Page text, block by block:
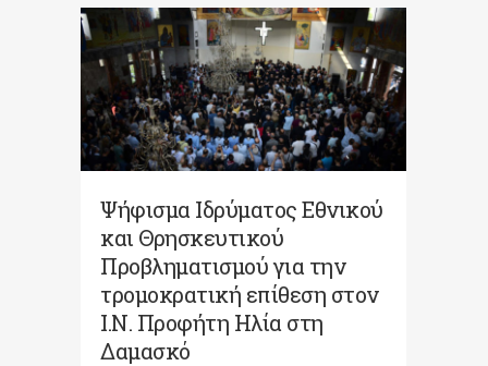
Ψήφισμα Ιδρύματος Εθνικού
και Θρησκευτικού
Προβληματισμού για την
τρομοκρατική επίθεση στον
Ι.Ν. Προφήτη Ηλία στη
Δαμασκό